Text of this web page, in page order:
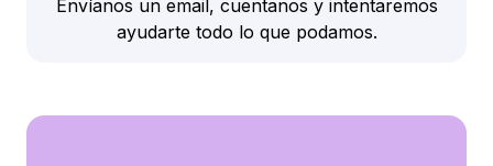
Envíanos un email, cuentanos y intentaremos
ayudarte todo lo que podamos.